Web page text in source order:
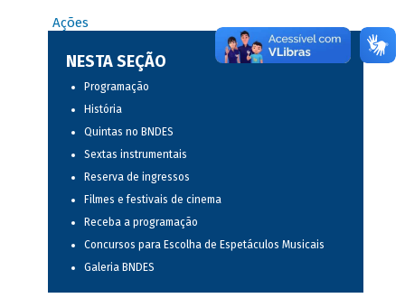
Ações
NESTA SEÇÃO
Programação
História
Quintas no BNDES
Sextas instrumentais
Reserva de ingressos
Filmes e festivais de cinema
Receba a programação
Concursos para Escolha de Espetáculos Musicais
Galeria BNDES